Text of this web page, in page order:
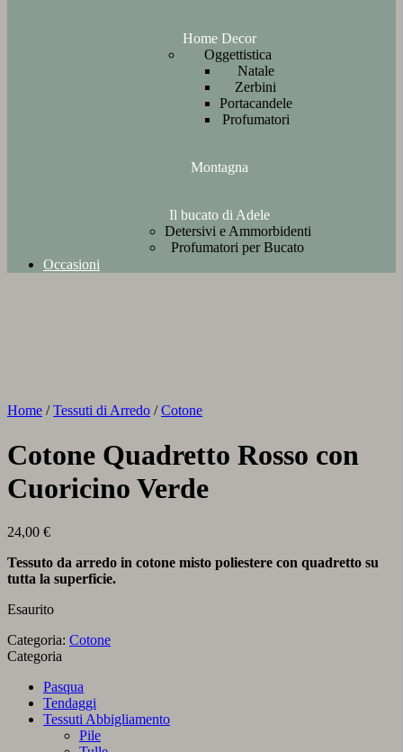
Home Decor
Oggettistica
Natale
Zerbini
Portacandele
Profumatori
Montagna
Il bucato di Adele
Detersivi e Ammorbidenti
Profumatori per Bucato
Occasioni
Home / Tessuti di Arredo / Cotone
Cotone Quadretto Rosso con
Cuoricino Verde
24,00 €
Tessuto da arredo in cotone misto poliestere con quadretto su
tutta la superficie.
Esaurito
Categoria: Cotone
Categoria
Pasqua
Tendaggi
Tessuti Abbigliamento
Pile